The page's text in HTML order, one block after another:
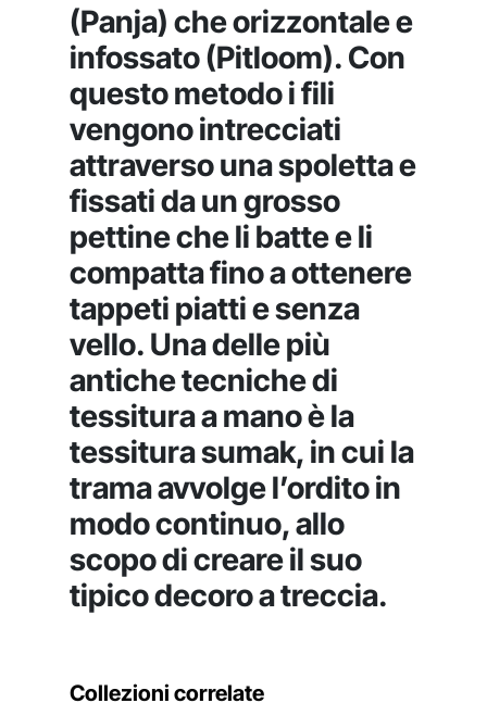
(Panja) che orizzontale e
infossato (Pitloom). Con
questo metodo i fili
vengono intrecciati
attraverso una spoletta e
fissati da un grosso
pettine che li batte e li
compatta fino a ottenere
tappeti piatti e senza
vello. Una delle più
antiche tecniche di
tessitura a mano è la
tessitura sumak, in cui la
trama avvolge l’ordito in
modo continuo, allo
scopo di creare il suo
tipico decoro a treccia.
Collezioni correlate